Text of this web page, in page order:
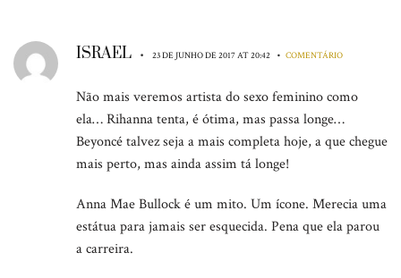
ISRAEL • 23 DE JUNHO DE 2017 AT 20:42 • COMENTÁRIO
Não mais veremos artista do sexo feminino como
ela… Rihanna tenta, é ótima, mas passa longe…
Beyoncé talvez seja a mais completa hoje, a que chegue
mais perto, mas ainda assim tá longe!
Anna Mae Bullock é um mito. Um ícone. Merecia uma
estátua para jamais ser esquecida. Pena que ela parou
a carreira.